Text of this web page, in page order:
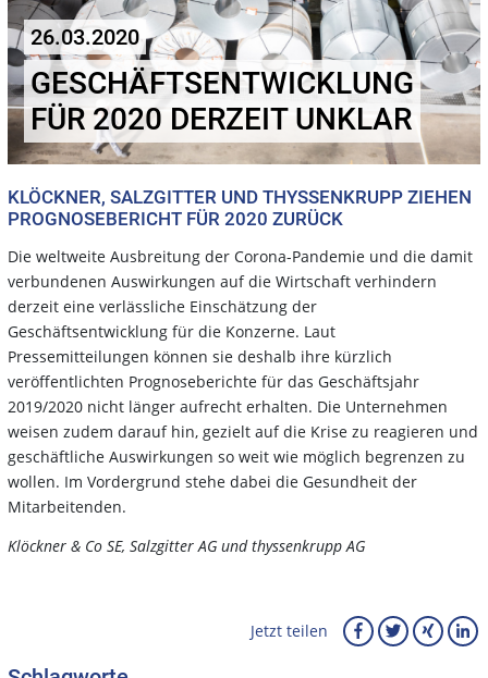
26.03.2020
GESCHÄFTSENTWICKLUNG
FÜR 2020 DERZEIT UNKLAR
KLÖCKNER, SALZGITTER UND THYSSENKRUPP ZIEHEN
PROGNOSEBERICHT FÜR 2020 ZURÜCK
Die weltweite Ausbreitung der Corona-Pandemie und die damit
verbundenen Auswirkungen auf die Wirtschaft verhindern
derzeit eine verlässliche Einschätzung der
Geschäftsentwicklung für die Konzerne. Laut
Pressemitteilungen können sie deshalb ihre kürzlich
veröffentlichten Prognoseberichte für das Geschäftsjahr
2019/2020 nicht länger aufrecht erhalten. Die Unternehmen
weisen zudem darauf hin, gezielt auf die Krise zu reagieren und
geschäftliche Auswirkungen so weit wie möglich begrenzen zu
wollen. Im Vordergrund stehe dabei die Gesundheit der
Mitarbeitenden.
Klöckner & Co SE, Salzgitter AG und thyssenkrupp AG
Jetzt teilen